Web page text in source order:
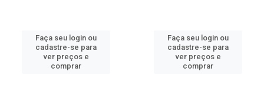
Faça seu login ou
cadastre-se para
ver preços e
comprar
Faça seu login ou
cadastre-se para
ver preços e
comprar